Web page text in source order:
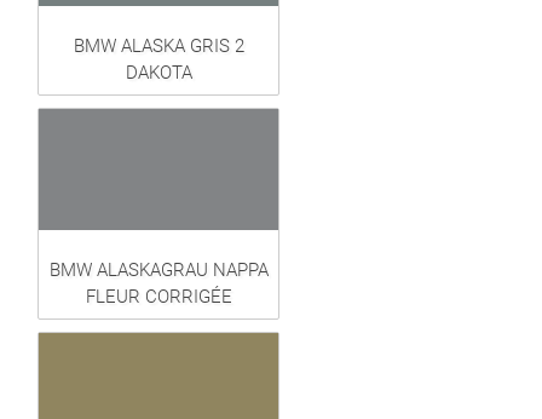
BMW ALASKA GRIS 2
DAKOTA
BMW ALASKAGRAU NAPPA
FLEUR CORRIGÉE